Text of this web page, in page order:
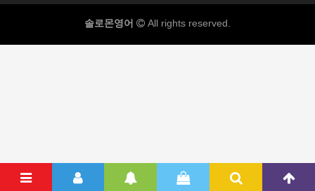
솔로몬영어 All rights reserved.